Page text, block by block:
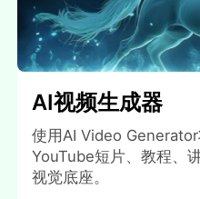
AI视频生成器
使用AI Video
YouTube短片、教程、
视觉底座。